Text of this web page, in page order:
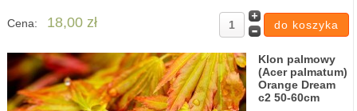
Cena: 18,00 zł
Klon palmowy
(Acer palmatum)
Orange Dream
c2 50-60cm